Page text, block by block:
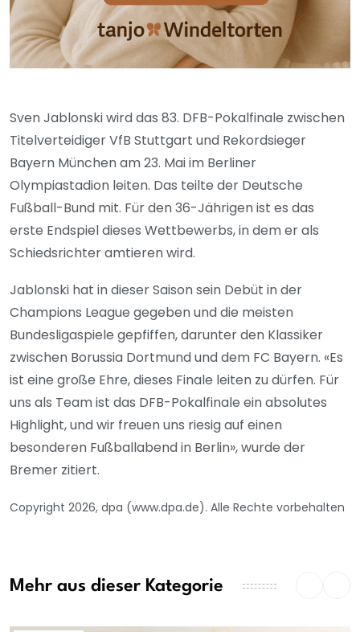
Sven Jablonski wird das 83. DFB-Pokalfinale zwischen
Titelverteidiger VfB Stuttgart und Rekordsieger
Bayern München am 23. Mai im Berliner
Olympiastadion leiten. Das teilte der Deutsche
Fußball-Bund mit. Für den 36-Jährigen ist es das
erste Endspiel dieses Wettbewerbs, in dem er als
Schiedsrichter amtieren wird.
Jablonski hat in dieser Saison sein Debüt in der
Champions League gegeben und die meisten
Bundesligaspiele gepfiffen, darunter den Klassiker
zwischen Borussia Dortmund und dem FC Bayern. «Es
ist eine große Ehre, dieses Finale leiten zu dürfen. Für
uns als Team ist das DFB-Pokalfinale ein absolutes
Highlight, und wir freuen uns riesig auf einen
besonderen Fußballabend in Berlin», wurde der
Bremer zitiert.
Copyright 2026, dpa (www.dpa.de). Alle Rechte vorbehalten
Mehr aus dieser Kategorie